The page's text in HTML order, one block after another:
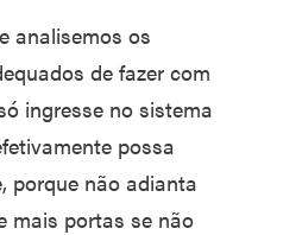
analisemos os
de fazer com
ingresse no sistema
possa
porque não adianta
mais portas se não